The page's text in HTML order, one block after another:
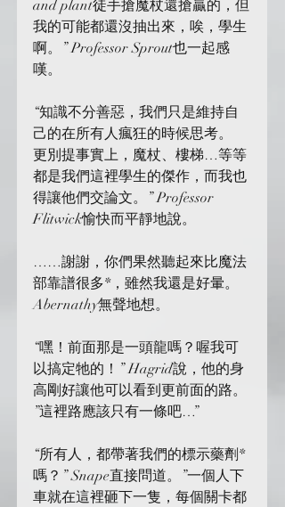
and plant徒手搶魔杖還搶贏的，但
我的可能都還沒抽出來，唉，學生
啊。” Professor Sprout也一起感
嘆。
“知識不分善惡，我們只是維持自
己的在所有人瘋狂的時候思考。
更別提事實上，魔杖、樓梯…等等
都是我們這裡學生的傑作，而我也
得讓他們交論文。” Professor
Flitwick愉快而平靜地說。
……謝謝，你們果然聽起來比魔法
部靠譜很多*，雖然我還是好暈。
Abernathy無聲地想。
“嘿！前面那是一頭龍嗎？喔我可
以搞定牠的！” Hagrid說，他的身
高剛好讓他可以看到更前面的路。
”這裡路應該只有一條吧…”
“所有人，都帶著我們的標示藥劑*
嗎？” Snape直接問道。”一個人下
車就在這裡砸下一隻，每個關卡都